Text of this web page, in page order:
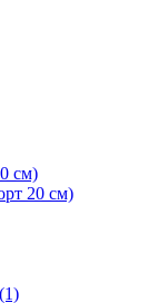
см)
20 см)